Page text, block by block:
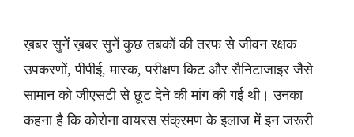
ख़बर सुनें ख़बर सुनें कुछ तबकों की तरफ से जीवन रक्षक
उपकरणों, पीपीई, मास्क, परीक्षण किट और सैनिटाजाइर जैसे
सामान को जीएसटी से छूट देने की मांग की गई थी। उनका
कहना है कि कोरोना वायरस संक्रमण के इलाज में इन जरूरी